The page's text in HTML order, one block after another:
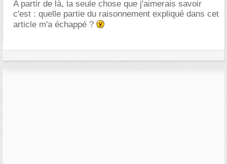
A partir de là, la seule chose que j'aimerais savoir
c'est : quelle partie du raisonnement expliqué dans cet
article m'a échappé ?